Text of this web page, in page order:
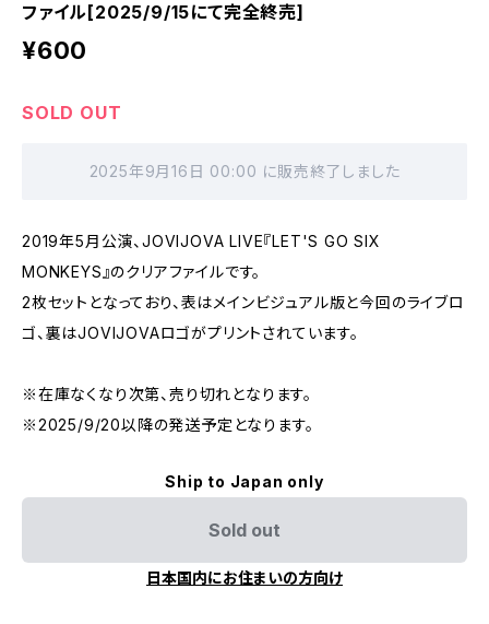
ファイル[2025/9/15にて完全終売]
¥600
SOLD OUT
2025年9月16日 00:00 に販売終了しました
2019年5月公演、JOVIJOVA LIVE『LET'S GO SIX
MONKEYS』のクリアファイルです。
2枚セットとなっており、表はメインビジュアル版と今回のライブロ
ゴ、裏はJOVIJOVAロゴがプリントされています。
※在庫なくなり次第、売り切れとなります。
※2025/9/20以降の発送予定となります。
Ship to Japan only
Sold out
日本国内にお住まいの方向け